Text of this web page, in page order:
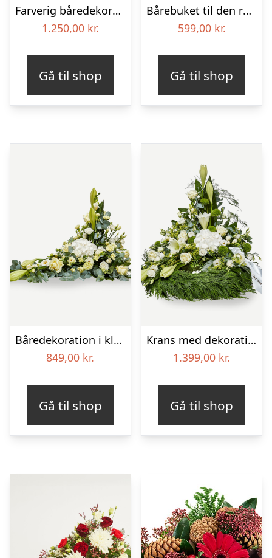
Farverig båredekoration i gul og blå – Blomster til begravelse
1.250,00 kr.
Gå til shop
Bårebuket til den rolige afsked med bånd
599,00 kr.
Gå til shop
Båredekoration i klassisk stil – creme
849,00 kr.
Gå til shop
Krans med dekoration i klassisk stil og bånd creme
1.399,00 kr.
Gå til shop